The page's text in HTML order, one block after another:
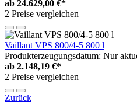
ab 24.629,00 €*
2 Preise vergleichen
Vaillant VPS 800/4-5 800 l
Produkterzeugungsdatum: Nur
ab 2.148,19 €*
2 Preise vergleichen
Zurück